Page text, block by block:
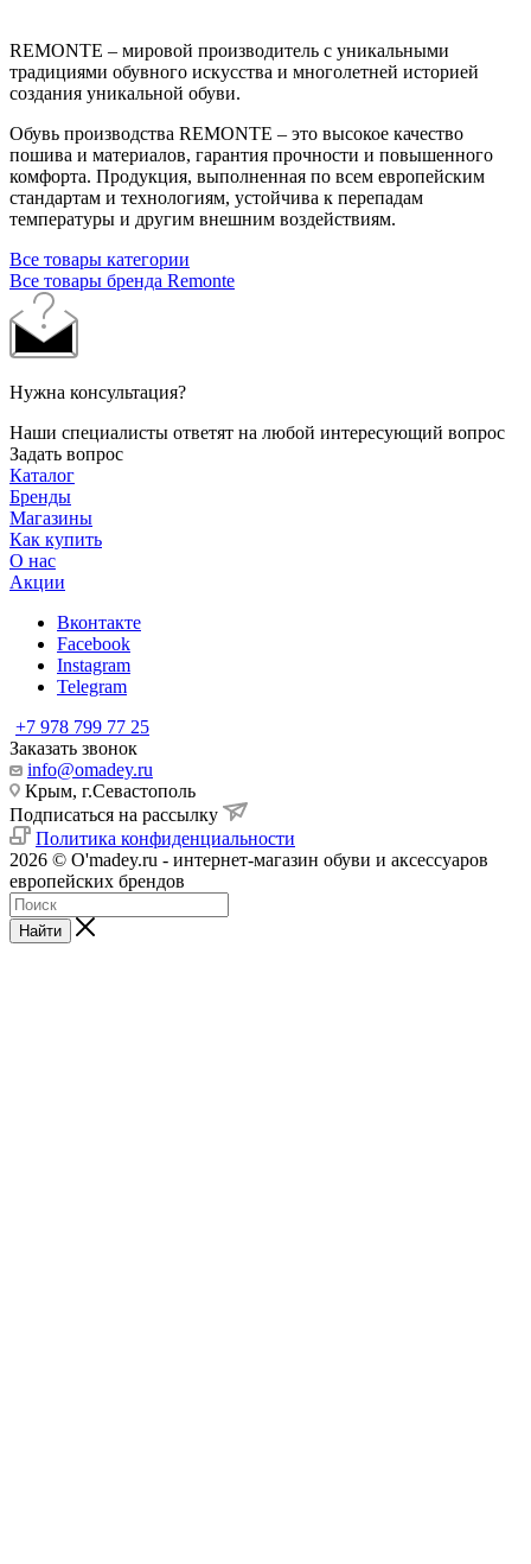
REMONTE – мировой производитель с уникальными
традициями обувного искусства и многолетней историей
создания уникальной обуви.
Обувь производства REMONTE – это высокое качество
пошива и материалов, гарантия прочности и повышенного
комфорта. Продукция, выполненная по всем европейским
стандартам и технологиям, устойчива к перепадам
температуры и другим внешним воздействиям.
Все товары категории
Все товары бренда Remonte
Нужна консультация?
Наши специалисты ответят на любой интересующий вопрос
Задать вопрос
Каталог
Бренды
Магазины
Как купить
О нас
Акции
Вконтакте
Facebook
Instagram
Telegram
+7 978 799 77 25
Заказать звонок
info@omadey.ru
Крым, г.Севастополь
Подписаться на рассылку
Политика конфиденциальности
2026 © O'madey.ru - интернет-магазин обуви и аксессуаров
европейских брендов
Найти